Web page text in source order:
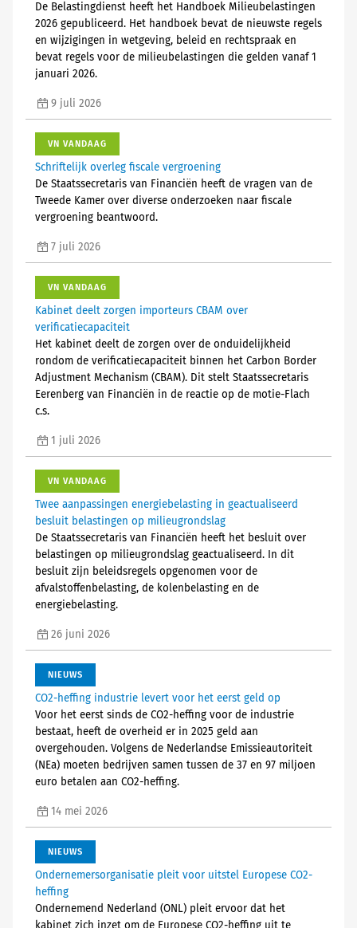
De Belastingdienst heeft het Handboek Milieubelastingen
2026 gepubliceerd. Het handboek bevat de nieuwste regels
en wijzigingen in wetgeving, beleid en rechtspraak en
bevat regels voor de milieubelastingen die gelden vanaf 1
januari 2026.
9 juli 2026
VN VANDAAG
Schriftelijk overleg fiscale vergroening
De Staatssecretaris van Financiën heeft de vragen van de
Tweede Kamer over diverse onderzoeken naar fiscale
vergroening beantwoord.
7 juli 2026
VN VANDAAG
Kabinet deelt zorgen importeurs CBAM over
verificatiecapaciteit
Het kabinet deelt de zorgen over de onduidelijkheid
rondom de verificatiecapaciteit binnen het Carbon Border
Adjustment Mechanism (CBAM). Dit stelt Staatssecretaris
Eerenberg van Financiën in de reactie op de motie-Flach
c.s.
1 juli 2026
VN VANDAAG
Twee aanpassingen energiebelasting in geactualiseerd
besluit belastingen op milieugrondslag
De Staatssecretaris van Financiën heeft het besluit over
belastingen op milieugrondslag geactualiseerd. In dit
besluit zijn beleidsregels opgenomen voor de
afvalstoffenbelasting, de kolenbelasting en de
energiebelasting.
26 juni 2026
NIEUWS
CO2-heffing industrie levert voor het eerst geld op
Voor het eerst sinds de CO2-heffing voor de industrie
bestaat, heeft de overheid er in 2025 geld aan
overgehouden. Volgens de Nederlandse Emissieautoriteit
(NEa) moeten bedrijven samen tussen de 37 en 97 miljoen
euro betalen aan CO2-heffing.
14 mei 2026
NIEUWS
Ondernemersorganisatie pleit voor uitstel Europese CO2-
heffing
Ondernemend Nederland (ONL) pleit ervoor dat het